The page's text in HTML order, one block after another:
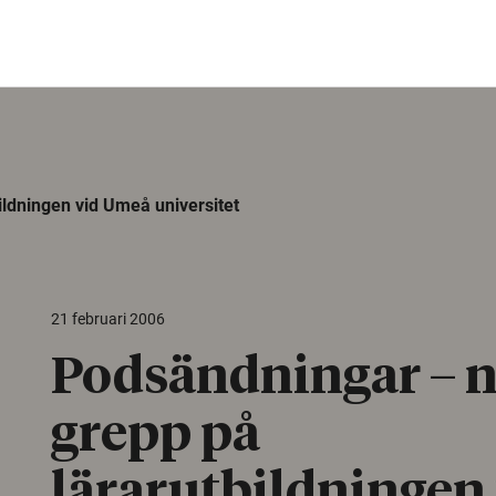
vid Umeå universitet
21 februari 2006
Podsändningar –
grepp på